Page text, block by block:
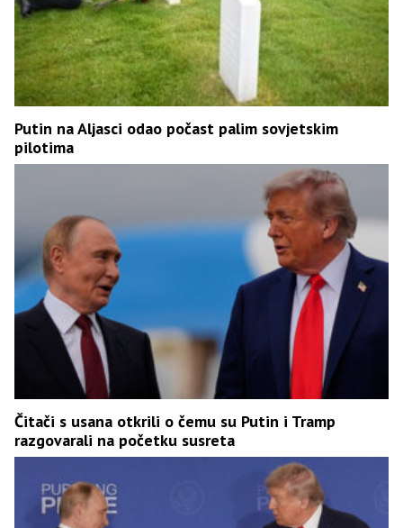
Putin na Aljasci odao počast palim sovjetskim
pilotima
Čitači s usana otkrili o čemu su Putin i Tramp
razgovarali na početku susreta